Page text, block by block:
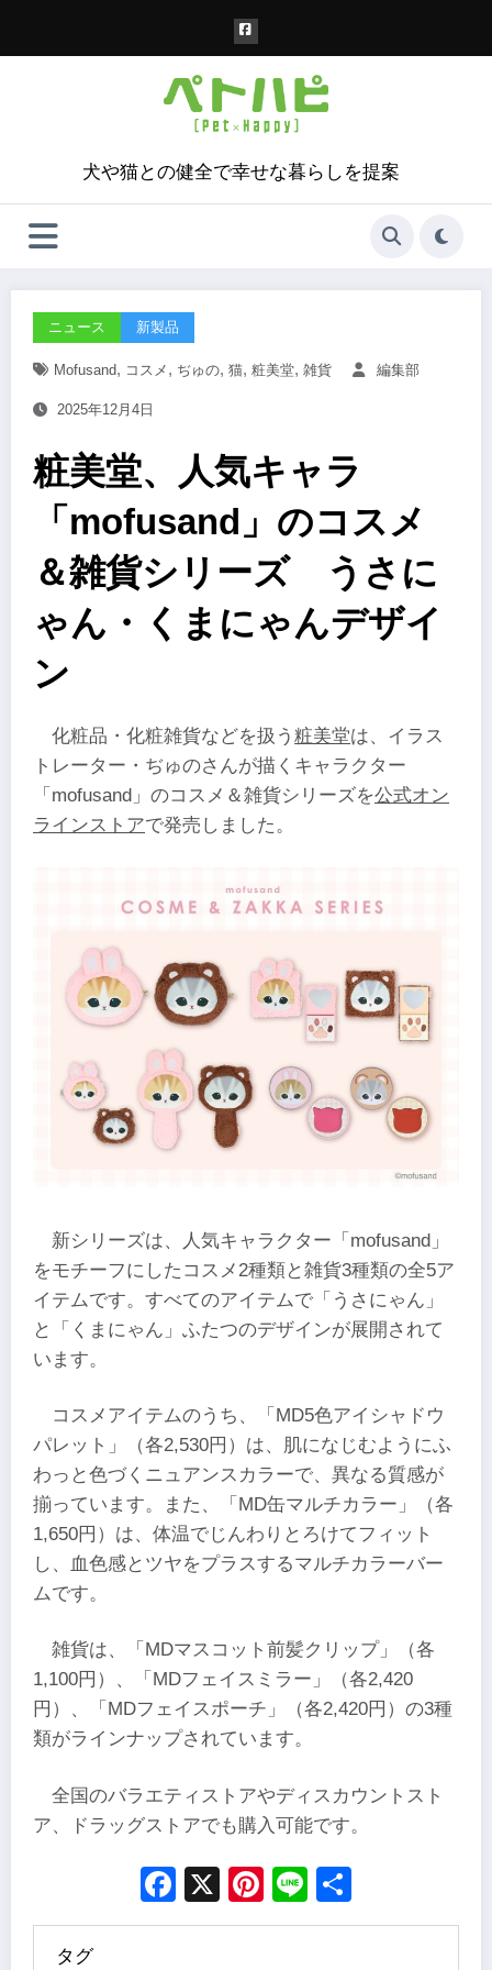
犬や猫との健全で幸せな暮らしを提案
ニュース 新製品
Mofusand, コスメ , ぢゅの, 猫, 粧美堂, 雑貨 編集部
2025年12月4日
粧美堂、人気キャラ
「mofusand」のコスメ
＆雑貨シリーズ うさに
ゃん・くまにゃんデザイ
ン
化粧品・化粧雑貨などを扱う粧美堂は、イラス
トレーター・ぢゅのさんが描くキャラクター
「mofusand」のコスメ＆雑貨シリーズを公式オン
ラインストアで発売しました。
新シリーズは、人気キャラクター「mofusand」
をモチーフにしたコスメ2種類と雑貨3種類の全5ア
イテムです。すべてのアイテムで「うさにゃん」
と「くまにゃん」ふたつのデザインが展開されて
います。
コスメアイテムのうち、「MD5色アイシャドウ
パレット」（各2,530円）は、肌になじむようにふ
わっと色づくニュアンスカラーで、異なる質感が
揃っています。また、「MD缶マルチカラー」（各
1,650円）は、体温でじんわりとろけてフィット
し、血色感とツヤをプラスするマルチカラーバー
ムです。
雑貨は、「MDマスコット前髪クリップ」（各
1,100円）、「MDフェイスミラー」（各2,420
円）、「MDフェイスポーチ」（各2,420円）の3種
類がラインナップされています。
全国のバラエティストアやディスカウントスト
ア、ドラッグストアでも購入可能です。
Facebook
X Pinterest
Line
タグ